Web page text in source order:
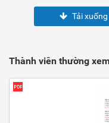
Tải
Thành viên thường